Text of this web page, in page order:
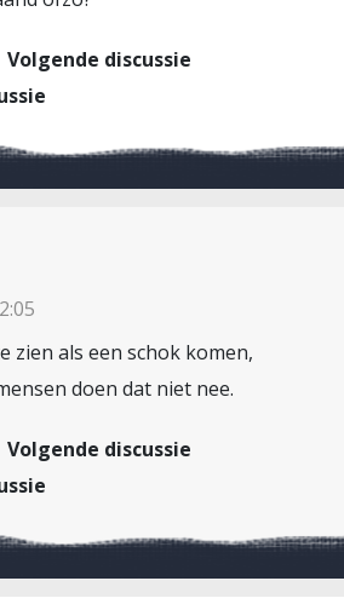
Volgende discussie
zien als een schok komen,
doen dat niet nee.
Volgende discussie